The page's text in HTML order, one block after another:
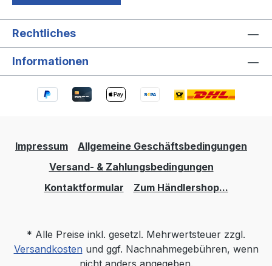
Rechtliches
Informationen
Impressum
Allgemeine Geschäftsbedingungen
Versand- & Zahlungsbedingungen
Kontaktformular
Zum Händlershop...
* Alle Preise inkl. gesetzl. Mehrwertsteuer zzgl.
Versandkostenund ggf. Nachnahmegebühren, wenn
nicht anders angegeben.